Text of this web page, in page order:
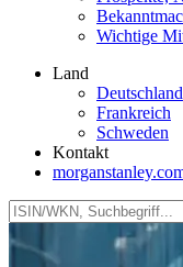
Wichtige
Land
Deutschland
Frankreich
Schweden
Kontakt